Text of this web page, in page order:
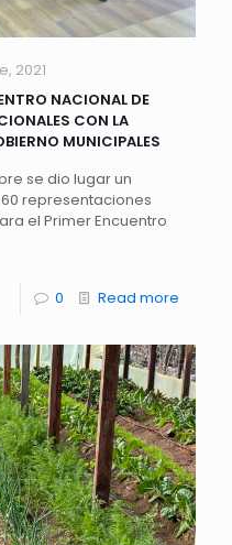
2021
NACIONAL DE
CON LA
MUNICIPALES
se dio lugar un
representaciones
el Primer Encuentro
0 Read more